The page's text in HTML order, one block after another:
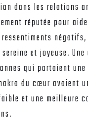
dans les relations
réputée pour
et joyeuse.
qui portaient
du cœur avaient
et une meilleure